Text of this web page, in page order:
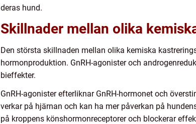
deras hund.
Skillnader mellan olika
Den största skillnaden mellan olika kemiska
hormonproduktion. GnRH-agonister och
bieffekter.
GnRH-agonister efterliknar GnRH-hormonet och
verkar på hjärnan och kan ha mer påverkan på
på kroppens könshormonreceptorer och blockerar